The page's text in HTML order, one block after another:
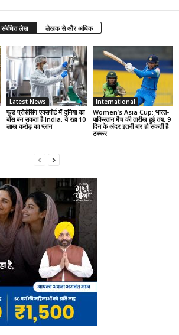
संबंधित लेख लेखक से और अधिक
Latest News
फूड प्रोसेसिंग एक्सपोर्ट में दुनिया का
बॉस बन सकता है India, ये रहा 10
लाख करोड़ का प्लान
International
Women’s Asia Cup: भारत-
पाकिस्तान मैच की तारीख हुई तय, 9
दिन के अंदर इतनी बार हो सकती है
टक्कर